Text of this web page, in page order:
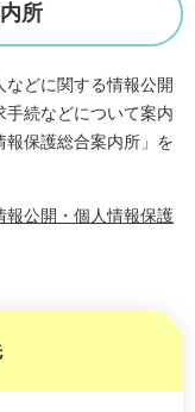
所
どに関する情報公開
続などについて案内
保護総合案内所」を
報公開・個人情報保護